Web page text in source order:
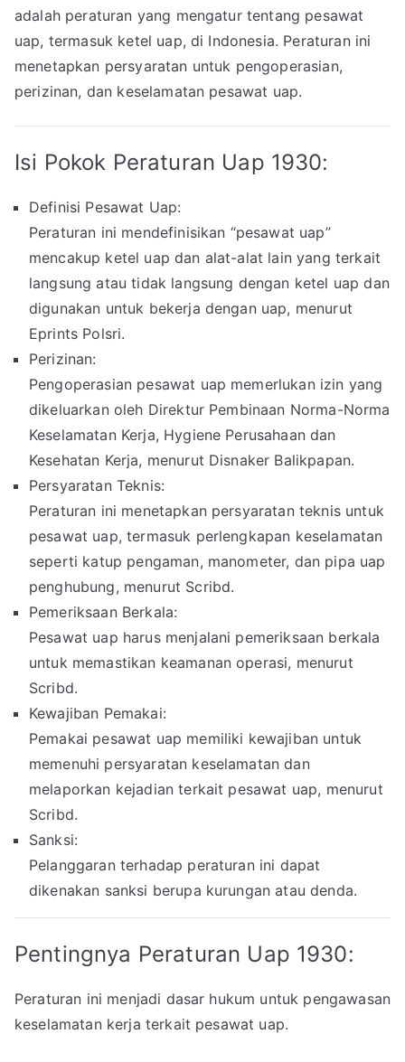
adalah peraturan yang mengatur tentang pesawat
uap, termasuk ketel uap, di Indonesia. Peraturan ini
menetapkan persyaratan untuk pengoperasian,
perizinan, dan keselamatan pesawat uap.
Isi Pokok Peraturan Uap 1930:
Definisi Pesawat Uap:
Peraturan ini mendefinisikan “pesawat uap”
mencakup ketel uap dan alat-alat lain yang terkait
langsung atau tidak langsung dengan ketel uap dan
digunakan untuk bekerja dengan uap, menurut
Eprints Polsri.
Perizinan:
Pengoperasian pesawat uap memerlukan izin yang
dikeluarkan oleh Direktur Pembinaan Norma-Norma
Keselamatan Kerja, Hygiene Perusahaan dan
Kesehatan Kerja, menurut Disnaker Balikpapan.
Persyaratan Teknis:
Peraturan ini menetapkan persyaratan teknis untuk
pesawat uap, termasuk perlengkapan keselamatan
seperti katup pengaman, manometer, dan pipa uap
penghubung, menurut Scribd.
Pemeriksaan Berkala:
Pesawat uap harus menjalani pemeriksaan berkala
untuk memastikan keamanan operasi, menurut
Scribd.
Kewajiban Pemakai:
Pemakai pesawat uap memiliki kewajiban untuk
memenuhi persyaratan keselamatan dan
melaporkan kejadian terkait pesawat uap, menurut
Scribd.
Sanksi:
Pelanggaran terhadap peraturan ini dapat
dikenakan sanksi berupa kurungan atau denda.
Pentingnya Peraturan Uap 1930:
Peraturan ini menjadi dasar hukum untuk pengawasan
keselamatan kerja terkait pesawat uap.